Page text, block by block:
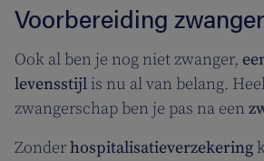
Voorbereiding
Ook al ben je nog niet zwanger,
levensstijl is nu al van belang.
zwangerschap ben je pas na een
Zonderhospitalisatieverzekering